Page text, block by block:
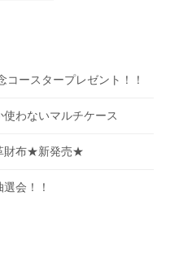
ースタープレゼント！！
使わないマルチケース
財布★新発売★
会！！